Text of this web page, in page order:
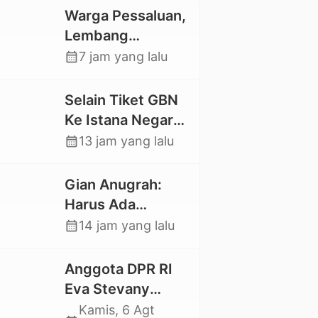
Warga Pessaluan,
Lembang
Gandangbatu
Jalan Kabupaten
calendar_month7 jam yang lalu
Selain Tiket GBN
Ke Istana Negara,
Mahasiswa UKI
juga Lolos ke
Pekan Seni
Mahasiswa
calendar_month13 jam yang lalu
Gian Anugrah:
Harus Ada
Kepastian Hukum
Agar Keluarga
tidak Larut dalam
Trauma dan
calendar_month14 jam yang lalu
Anggota DPR RI
Eva Stevany
Rataba Salurkan
Kamis, 6 Agt